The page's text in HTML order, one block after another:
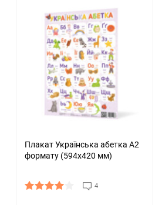
Плакат Українська абетка А2
формату (594х420 мм)
4